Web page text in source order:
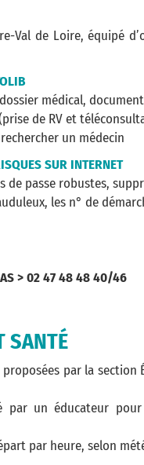
Val de Loire, équipé
médical,
de RV et
un médecin
SUR INTERNET
de passe robustes,
les n° de
> 02 47 48 48 40/46
SANTÉ
par la
par un éducateur
par heure, selon